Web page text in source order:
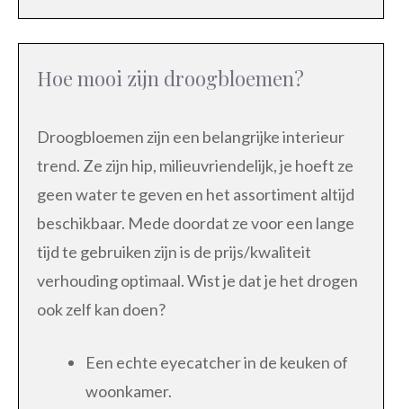
Hoe mooi zijn droogbloemen?
Droogbloemen zijn een belangrijke interieur
trend. Ze zijn hip, milieuvriendelijk, je hoeft ze
geen water te geven en het assortiment altijd
beschikbaar. Mede doordat ze voor een lange
tijd te gebruiken zijn is de prijs/kwaliteit
verhouding optimaal. Wist je dat je het drogen
ook zelf kan doen?
Een echte eyecatcher in de keuken of
woonkamer.